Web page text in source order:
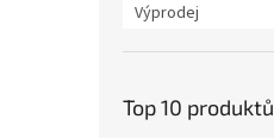
Výprodej
Top 10 produktů